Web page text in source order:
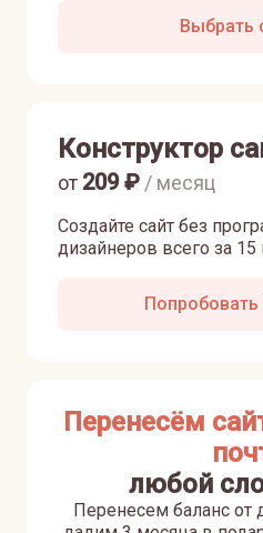
Выбрать
Конструктор
Создайте сайт без
дизайнеров всего за 15
от 209₽ / месяц
Попробовать
Перенесём
любой
Перенесем баланс от